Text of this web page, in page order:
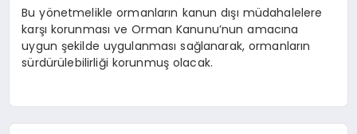
Bu yönetmelikle ormanların kanun dışı müdahalelere
karşı korunması ve Orman Kanunu’nun amacına
uygun şekilde uygulanması sağlanarak, ormanların
sürdürülebilirliği korunmuş olacak.